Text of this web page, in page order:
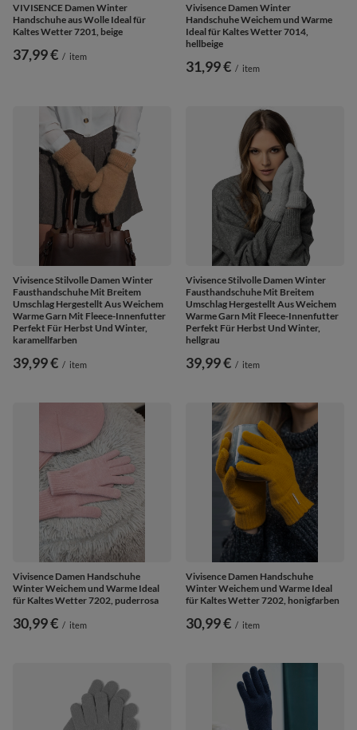
VIVISENCE Damen Winter
Handschuhe aus Wolle Ideal für
Kaltes Wetter 7201, beige
37,99 € / item
Vivisence Damen Winter
Handschuhe Weichem und Warme
Ideal für Kaltes Wetter 7014,
hellbeige
31,99 € / item
Vivisence Stilvolle Damen Winter
Fausthandschuhe Mit Breitem
Umschlag Hergestellt Aus Weichem
Warme Garn Mit Fleece-Innenfutter
Perfekt Für Herbst Und Winter,
karamellfarben
39,99 € / item
Vivisence Stilvolle Damen Winter
Fausthandschuhe Mit Breitem
Umschlag Hergestellt Aus Weichem
Warme Garn Mit Fleece-Innenfutter
Perfekt Für Herbst Und Winter,
hellgrau
39,99 € / item
Vivisence Damen Handschuhe
Winter Weichem und Warme Ideal
für Kaltes Wetter 7202, puderrosa
30,99 € / item
Vivisence Damen Handschuhe
Winter Weichem und Warme Ideal
für Kaltes Wetter 7202, honigfarben
30,99 € / item